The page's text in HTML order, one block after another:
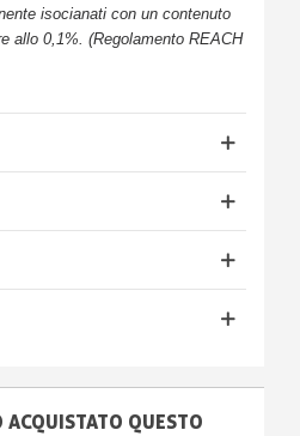
isocianati con un contenuto
allo 0,1%. (Regolamento REACH
QUESTO